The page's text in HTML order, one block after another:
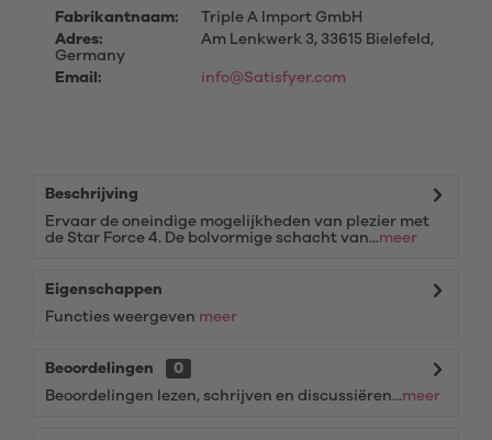
Fabrikantnaam:
Triple A Import GmbH
Adres:
Am Lenkwerk 3, 33615 Bielefeld,
Germany
Email:
info@Satisfyer.com
Beschrijving
Ervaar de oneindige mogelijkheden van plezier met
de Star Force 4. De bolvormige schacht van...meer
Eigenschappen
Functies weergeven meer
Beoordelingen
0
Beoordelingen lezen, schrijven en discussiëren...meer